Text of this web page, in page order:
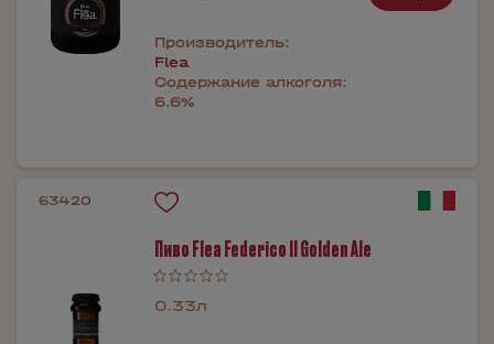
Производитель:
Flea
Содержание алкоголя:
6.6%
63420
Пиво Flea Federico II Golden Ale
0.33л